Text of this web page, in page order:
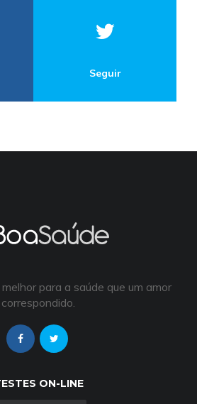
Seguir
para a saúde que um amor
correspondido.
ON-LINE